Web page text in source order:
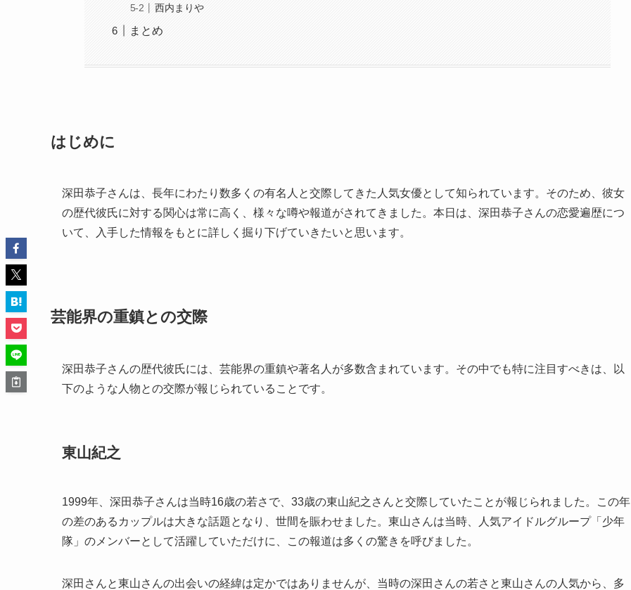
西内まりや
まとめ
はじめに
深田恭子さんは、長年にわたり数多くの有名人と交際してきた人気女優として知られています。そのため、彼女
の歴代彼氏に対する関心は常に高く、様々な噂や報道がされてきました。本日は、深田恭子さんの恋愛遍歴につ
いて、入手した情報をもとに詳しく掘り下げていきたいと思います。
芸能界の重鎮との交際
深田恭子さんの歴代彼氏には、芸能界の重鎮や著名人が多数含まれています。その中でも特に注目すべきは、以
下のような人物との交際が報じられていることです。
東山紀之
1999年、深田恭子さんは当時16歳の若さで、33歳の東山紀之さんと交際していたことが報じられました。この年
の差のあるカップルは大きな話題となり、世間を賑わせました。東山さんは当時、人気アイドルグループ「少年
隊」のメンバーとして活躍していただけに、この報道は多くの驚きを呼びました。
深田さんと東山さんの出会いの経緯は定かではありませんが、当時の深田さんの若さと東山さんの人気から、多